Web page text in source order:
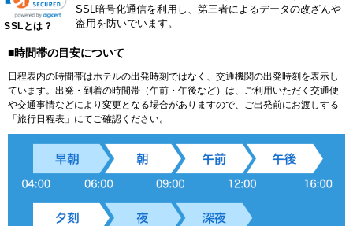
SSLとは？
SSL暗号化通信を利用し、第三者によるデータの改ざんや
盗用を防いでいます。
■時間帯の目安について
日程表内の時間帯はホテルの出発時刻ではなく、交通機関の出発時刻を表示し
ています。出発・到着の時間帯（午前・午後など）は、ご利用いただく交通便
や交通事情などにより変更となる場合がありますので、ご出発前にお渡しする
「旅行日程表」にてご確認ください。